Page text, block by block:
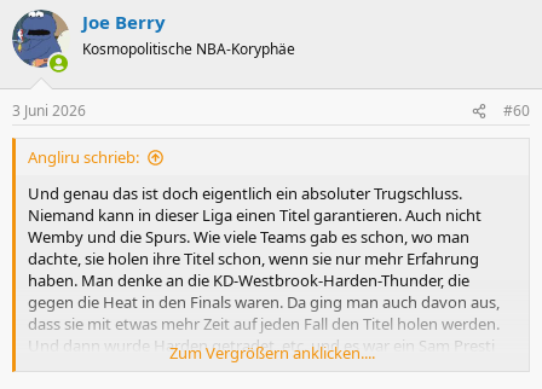
k
t
i
e
n
Joe Berry
Kosmopolitische NBA-Koryphäe
3 Juni 2026 #60
Angliru schrieb:
Und genau das ist doch eigentlich ein absoluter Trugschluss.
Niemand kann in dieser Liga einen Titel garantieren. Auch nicht
Wemby und die Spurs. Wie viele Teams gab es schon, wo man
dachte, sie holen ihre Titel schon, wenn sie nur mehr Erfahrung
haben. Man denke an die KD-Westbrook-Harden-Thunder, die
gegen die Heat in den Finals waren. Da ging man auch davon aus,
dass sie mit etwas mehr Zeit auf jeden Fall den Titel holen werden.
Und dann wurde Harden getradet, etc. und es war ein Sam Presti
nötig, dass man erst 13 Jahre später Champ wurde. Oder die Cavs
Zum Vergrößern anklicken....